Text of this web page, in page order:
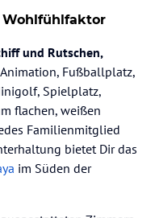
Wohlfühlfaktor
und Rutschen,
Fußballplatz,
Spielplatz,
flachen, weißen
Familienmitglied
bietet Dir das
im Süden der